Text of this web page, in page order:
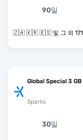
90일
🇿🇦 🇰🇷 🇪🇸 및 그 외
Global Special 3 GB
Sparks
30일